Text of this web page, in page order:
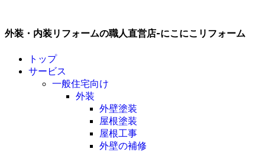
外装・内装リフォームの職人直営店-にこにこリフォーム
トップ
サービス
一般住宅向け
外装
外壁塗装
屋根塗装
屋根工事
外壁の補修